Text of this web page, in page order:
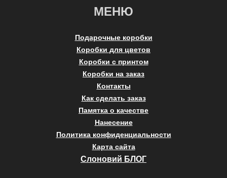
МЕНЮ
Подарочные коробки
Коробки для цветов
Коробки с принтом
Коробки на заказ
Контакты
Как сделать заказ
Памятка о качестве
Нанесение
Политика конфиденциальности
Карта сайта
Слоновий БЛОГ